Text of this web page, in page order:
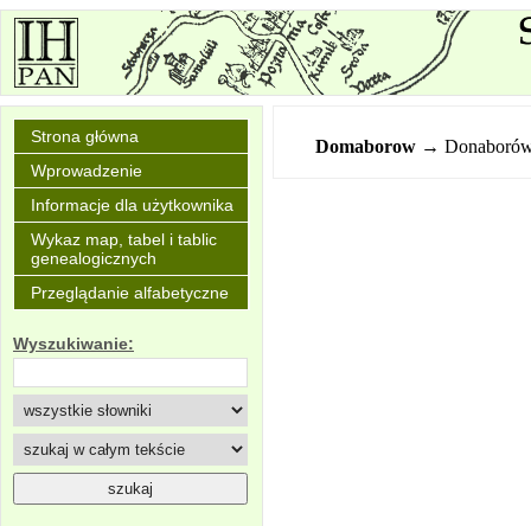
Strona główna
Wprowadzenie
Informacje dla użytkownika
Wykaz map, tabel i tablic
genealogicznych
Przeglądanie alfabetyczne
Wyszukiwanie:
Domaborow →